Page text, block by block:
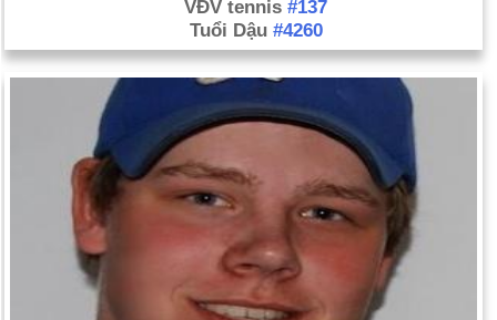
VĐV tennis #137
Tuổi Dậu #4260